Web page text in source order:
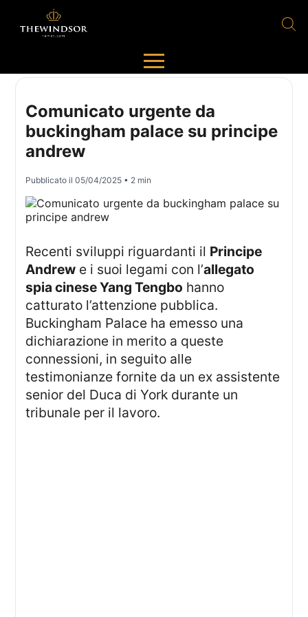
Comunicato urgente da
buckingham palace su principe
andrew
Pubblicato il05/04/2025 • 2 min
Recenti sviluppi riguardanti il Principe
Andrew e i suoi legami con l’allegato
spia cinese Yang Tengbo hanno
catturato l’attenzione pubblica.
Buckingham Palace ha emesso una
dichiarazione in merito a queste
connessioni, in seguito alle
testimonianze fornite da un ex assistente
senior del Duca di York durante un
tribunale per il lavoro.